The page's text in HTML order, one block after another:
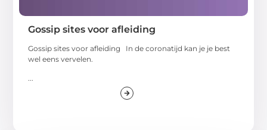
Gossip sites voor afleiding
Gossip sites voor afleiding In de coronatijd kan je je best
wel eens vervelen.
...